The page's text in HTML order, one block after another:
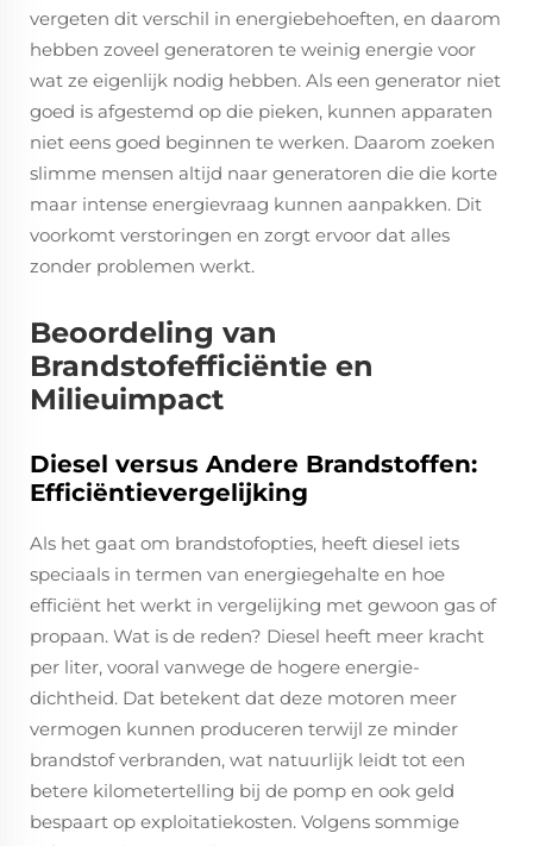
vergeten dit verschil in energiebehoeften, en daarom
hebben zoveel generatoren te weinig energie voor
wat ze eigenlijk nodig hebben. Als een generator niet
goed is afgestemd op die pieken, kunnen apparaten
niet eens goed beginnen te werken. Daarom zoeken
slimme mensen altijd naar generatoren die die korte
maar intense energievraag kunnen aanpakken. Dit
voorkomt verstoringen en zorgt ervoor dat alles
zonder problemen werkt.
Beoordeling van
Brandstofefficiëntie en
Milieuimpact
Diesel versus Andere Brandstoffen:
Efficiëntievergelijking
Als het gaat om brandstofopties, heeft diesel iets
speciaals in termen van energiegehalte en hoe
efficiënt het werkt in vergelijking met gewoon gas of
propaan. Wat is de reden? Diesel heeft meer kracht
per liter, vooral vanwege de hogere energie-
dichtheid. Dat betekent dat deze motoren meer
vermogen kunnen produceren terwijl ze minder
brandstof verbranden, wat natuurlijk leidt tot een
betere kilometertelling bij de pomp en ook geld
bespaart op exploitatiekosten. Volgens sommige